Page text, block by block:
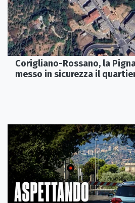
Corigliano-Rossano, la
messo in sicurezza il